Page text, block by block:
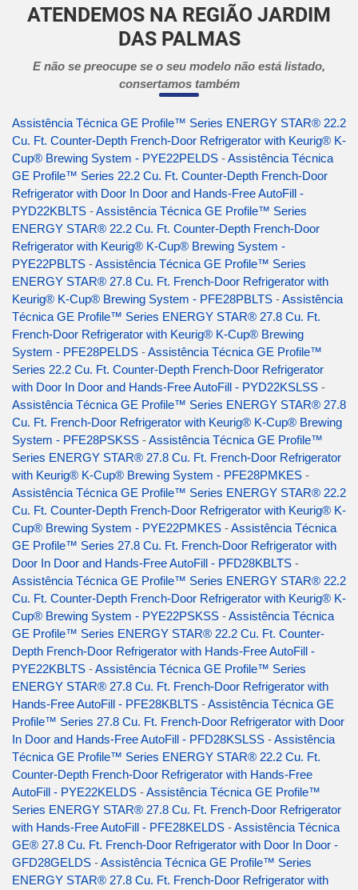
ATENDEMOS NA REGIÃO JARDIM
DAS PALMAS
E não se preocupe se o seu modelo não está listado,
consertamos também
Assistência Técnica GE Profile™ Series ENERGY STAR® 22.2
Cu. Ft. Counter-Depth French-Door Refrigerator with Keurig® K-
Cup® Brewing System - PYE22PELDS -Assistência Técnica
GE Profile™ Series 22.2 Cu. Ft. Counter-Depth French-Door
Refrigerator with Door In Door and Hands-Free AutoFill -
PYD22KBLTS -Assistência Técnica GE Profile™ Series
ENERGY STAR® 22.2 Cu. Ft. Counter-Depth French-Door
Refrigerator with Keurig® K-Cup® Brewing System -
PYE22PBLTS -Assistência Técnica GE Profile™ Series
ENERGY STAR® 27.8 Cu. Ft. French-Door Refrigerator with
Keurig® K-Cup® Brewing System - PFE28PBLTS -Assistência
Técnica GE Profile™ Series ENERGY STAR® 27.8 Cu. Ft.
French-Door Refrigerator with Keurig® K-Cup® Brewing
System - PFE28PELDS -Assistência Técnica GE Profile™
Series 22.2 Cu. Ft. Counter-Depth French-Door Refrigerator
with Door In Door and Hands-Free AutoFill - PYD22KSLSS -
Assistência Técnica GE Profile™ Series ENERGY STAR® 27.8
Cu. Ft. French-Door Refrigerator with Keurig® K-Cup® Brewing
System - PFE28PSKSS -Assistência Técnica GE Profile™
Series ENERGY STAR® 27.8 Cu. Ft. French-Door Refrigerator
with Keurig® K-Cup® Brewing System - PFE28PMKES -
Assistência Técnica GE Profile™ Series ENERGY STAR® 22.2
Cu. Ft. Counter-Depth French-Door Refrigerator with Keurig® K-
Cup® Brewing System - PYE22PMKES -Assistência Técnica
GE Profile™ Series 27.8 Cu. Ft. French-Door Refrigerator with
Door In Door and Hands-Free AutoFill - PFD28KBLTS -
Assistência Técnica GE Profile™ Series ENERGY STAR® 22.2
Cu. Ft. Counter-Depth French-Door Refrigerator with Keurig® K-
Cup® Brewing System - PYE22PSKSS -Assistência Técnica
GE Profile™ Series ENERGY STAR® 22.2 Cu. Ft. Counter-
Depth French-Door Refrigerator with Hands-Free AutoFill -
PYE22KBLTS -Assistência Técnica GE Profile™ Series
ENERGY STAR® 27.8 Cu. Ft. French-Door Refrigerator with
Hands-Free AutoFill - PFE28KBLTS -Assistência Técnica GE
Profile™ Series 27.8 Cu. Ft. French-Door Refrigerator with Door
In Door and Hands-Free AutoFill - PFD28KSLSS -Assistência
Técnica GE Profile™ Series ENERGY STAR® 22.2 Cu. Ft.
Counter-Depth French-Door Refrigerator with Hands-Free
AutoFill - PYE22KELDS -Assistência Técnica GE Profile™
Series ENERGY STAR® 27.8 Cu. Ft. French-Door Refrigerator
with Hands-Free AutoFill - PFE28KELDS -Assistência Técnica
GE® 27.8 Cu. Ft. French-Door Refrigerator with Door In Door -
GFD28GELDS -Assistência Técnica GE Profile™ Series
ENERGY STAR® 27.8 Cu. Ft. French-Door Refrigerator with